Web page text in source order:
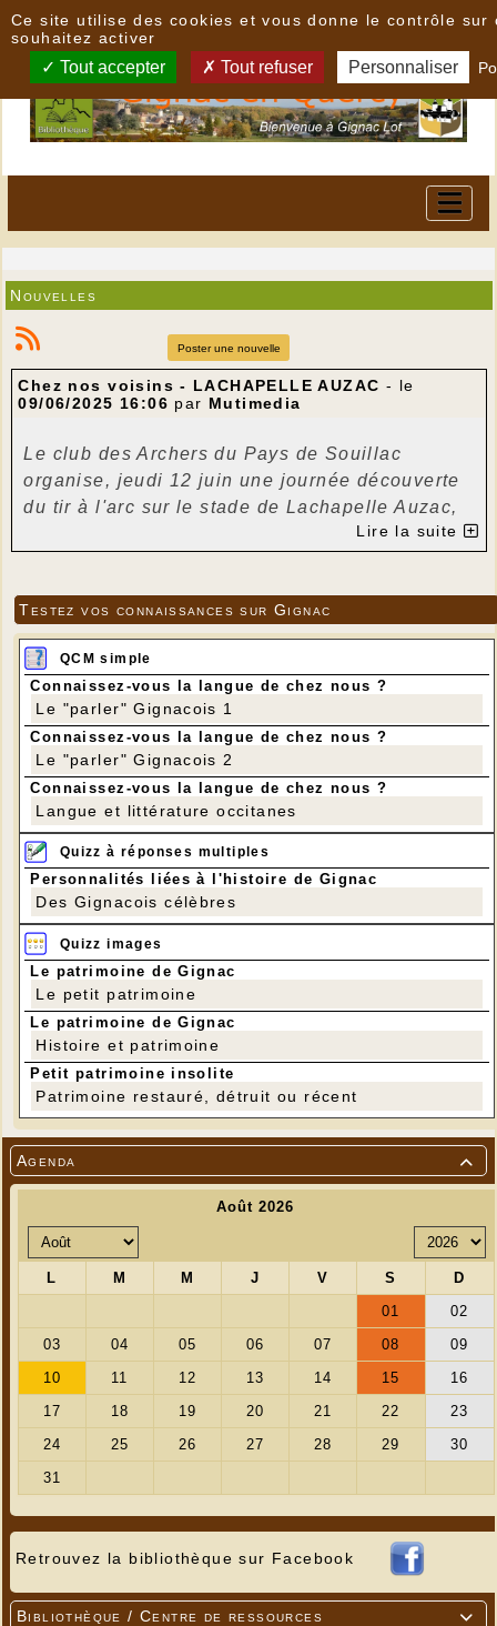

Agenda
Retrouvez la bibliothèque sur Facebook

Bibliothèque / Centre de ressources
Nouvelles
Poster une nouvelle
Chez nos voisins - LACHAPELLE AUZAC - le
09/06/2025 16:06 par Mutimedia
Le club des Archers du Pays de Souillac
organise, jeudi 12 juin une journée découverte
du tir à l'arc sur le stade de Lachapelle Auzac,
route du Blagour, en association avec la maison
Il nous invite à partir de 14 h à un concert
gratuit pour tout public, par le groupe MICMAC,
groupe constitué de résidents de Perce Neige
(personnes en situation de handicap) et
à 15 h 30, invitation à une initiation de tir à
l'arc pour les personnes intéressées, en toute
simplicité et convivialité.
Donc, l'après midi de jeudi, peut se dérouler au
stade pour soutenir l'association des Archers et
Perce Neige.
Lire la suite
Testez vos connaissances sur Gignac
QCM simple
Connaissez-vous la langue de chez nous ?
Le "parler" Gignacois 1
Connaissez-vous la langue de chez nous ?
Le "parler" Gignacois 2
Connaissez-vous la langue de chez nous ?
Langue et littérature occitanes
Quizz à réponses multiples
Personnalités liées à l'histoire de Gignac
Des Gignacois célèbres
Quizz images
Le patrimoine de Gignac
Le petit patrimoine
Le patrimoine de Gignac
Histoire et patrimoine
Petit patrimoine insolite
Patrimoine restauré, détruit ou récent
Ce site utilise des cookies et vous donne le contrôle sur
souhaitez activer
Tout accepter Tout refuser Personnaliser